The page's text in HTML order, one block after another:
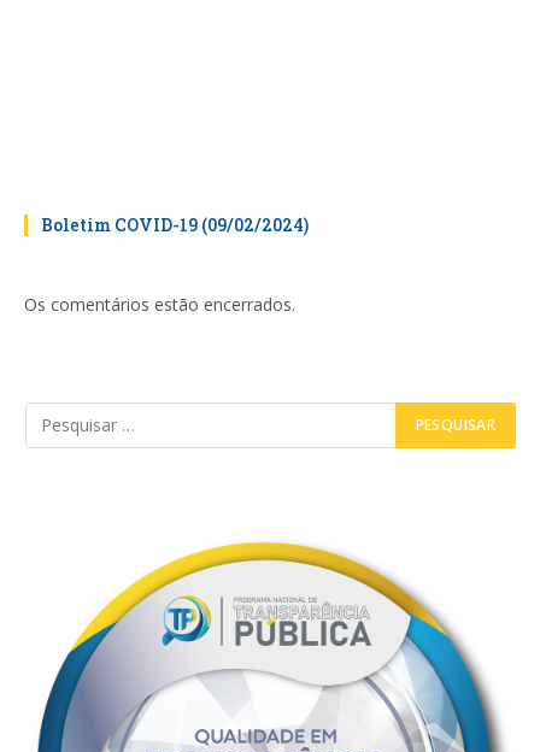
Boletim COVID-19 (09/02/2024)
Os comentários estão encerrados.